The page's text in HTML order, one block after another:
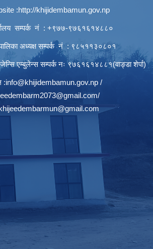
:http://khijidembamun.gov.np
सम्पर्क नं : +९७७-९७६१६१४८८०
अध्यक्ष सम्पर्क नं : ९८५११३०८०१
एम्बुलेन्स सम्पर्क न‌ः ९७६१६१४८८१(वाङ्डा शेर्पा)
:info@khijidembamun.gov.np /
/